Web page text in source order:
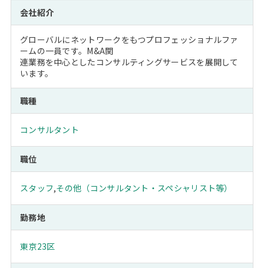
会社紹介
グローバルにネットワークをもつプロフェッショナルファ
ームの一員です。M&A関
連業務を中心としたコンサルティングサービスを展開して
います。
職種
コンサルタント
職位
スタッフ,その他（コンサルタント・スペシャリスト等）
勤務地
東京23区